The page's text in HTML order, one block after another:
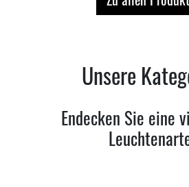
Unsere
Endecken Sie eine